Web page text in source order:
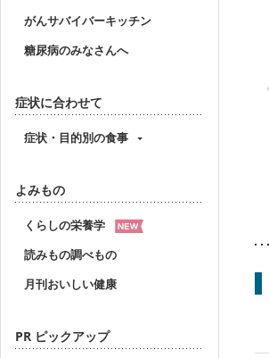
がんサバイバーキッチン
糖尿病のみなさんへ
症状に合わせて
症状・目的別の食事
よみもの
くらしの栄養学
読みもの調べもの
月刊おいしい健康
PR ピックアップ